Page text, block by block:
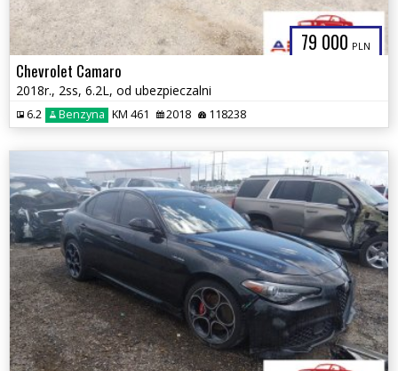
79 000 PLN
Chevrolet Camaro
2018r., 2ss, 6.2L, od ubezpieczalni
6.2 Benzyna KM 461 2018 118238